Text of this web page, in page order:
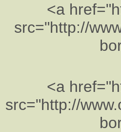
<a
src="http://
<a
src="http://